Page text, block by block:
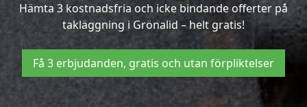
Hämta 3 kostnadsfria och icke bindande offerter på
takläggning i Grönalid – helt gratis!
Få 3 erbjudanden, gratis och utan förpliktelser